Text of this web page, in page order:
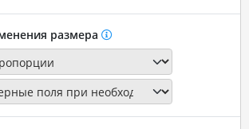
размера